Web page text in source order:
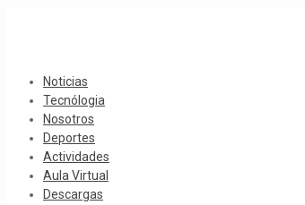
Noticias
Tecnólogia
Nosotros
Deportes
Actividades
Aula Virtual
Descargas